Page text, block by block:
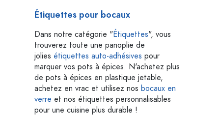
Étiquettes pour bocaux
Dans notre catégorie "Étiquettes", vous
trouverez toute une panoplie de
jolies étiquettes auto-adhésives pour
marquer vos pots à épices. N'achetez plus
de pots à épices en plastique jetable,
achetez en vrac et utilisez nos bocaux en
verre et nos étiquettes personnalisables
pour une cuisine plus durable !